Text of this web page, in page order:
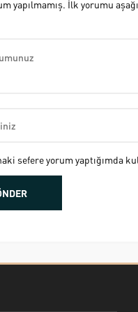
yapılmamış. İlk yorumu
sefere yorum yaptığımda